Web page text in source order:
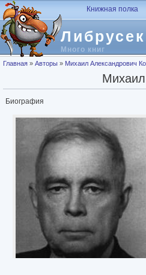
Перейти к основному содержанию
Либрусек
Много книг
Книжная полка
Вы здесь
Главная » Авторы » Михаил Александрович
Михаил
Биография